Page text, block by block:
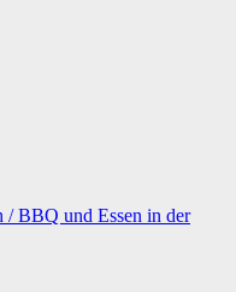
/ BBQ und Essen in der